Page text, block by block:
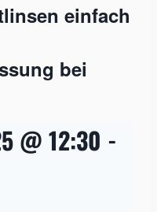
einfach
bei
@ 12:30 -